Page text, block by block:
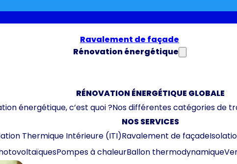
Ravalement de façade
Rénovation énergétique
RÉNOVATION ÉNERGÉTIQUE GLOBALE
énergétique, c’est quoi ?Nos différentes catégories de
NOS SERVICES
Thermique Intérieure (ITI)Ravalement de façade
Pompes à chaleurBallon thermodynamique